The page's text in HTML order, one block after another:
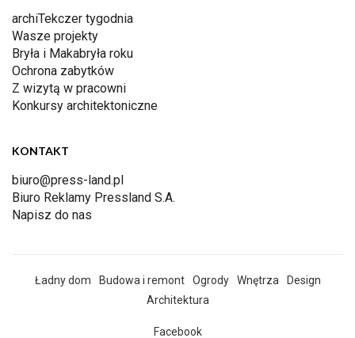
archiTekczer tygodnia
Wasze projekty
Bryła i Makabryła roku
Ochrona zabytków
Z wizytą w pracowni
Konkursy architektoniczne
KONTAKT
biuro@press-land.pl
Biuro Reklamy Pressland S.A.
Napisz do nas
Ładny dom Budowa i remont Ogrody Wnętrza
Design
Architektura
Facebook